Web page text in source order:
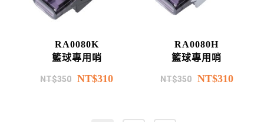
RA0080K
籃球專用哨
NT$350 NT$310
RA0080H
籃球專用哨
NT$350 NT$310